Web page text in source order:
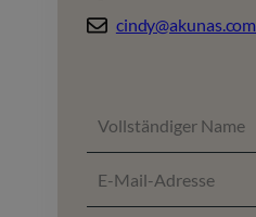
cindy@akunas.com